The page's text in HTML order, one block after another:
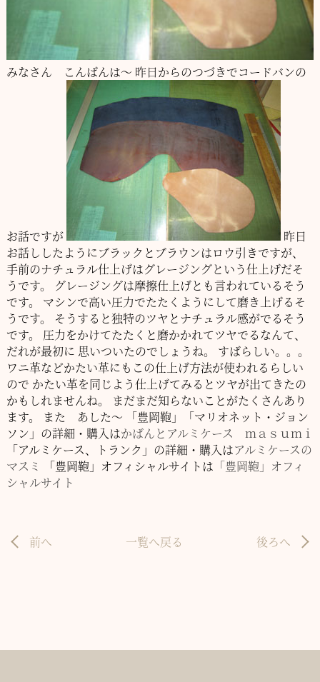
みなさん こんばんは～ 昨日からのつづきでコードバンの
お話ですが
昨日
お話ししたようにブラックとブラウンはロウ引きですが、
手前のナチュラル仕上げはグレージングという仕上げだそ
うです。
グレージングは摩擦仕上げとも言われているそう
です。
マシンで高い圧力でたたくようにして磨き上げるそ
うです。
そうすると独特のツヤとナチュラル感がでるそう
です。
圧力をかけてたたくと磨かかれてツヤでるなんて、
だれが最初に 思いついたのでしょうね。
すばらしい。。。
ワニ革などかたい革にもこの仕上げ方法が使われるらしい
ので かたい革を同じよう仕上げてみるとツヤが出てきたの
かもしれませんね。
まだまだ知らないことがたくさんあり
ます。
また あした～ 「豊岡鞄」「マリオネット・ジョン
ソン」の詳細・購入はかばんとアルミケース ｍａｓｕｍｉ
「アルミケース、トランク」の詳細・購入はアルミケースの
マスミ
「豊岡鞄」オフィシャルサイトは 「豊岡鞄」オフィ
シャルサイト
前へ 一覧へ戻る 後ろへ